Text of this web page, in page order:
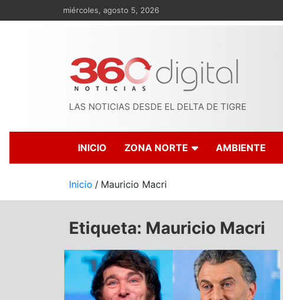
al
miércoles, agosto 5, 2026
LAS NOTICIAS DESDE EL DELTA DE TIGRE
INICIO ZONA NORTE AMBIENTE
Inicio Mauricio Macri
Etiqueta: Mauricio Macri